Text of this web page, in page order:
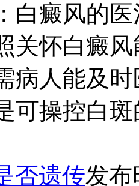
白癜风的
关怀白癜
病人能及
可操控白
否遗传发布